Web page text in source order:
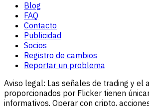
Blog
FAQ
Contacto
Publicidad
Socios
Registro de cambios
Reportar un problema
Aviso legal: Las señales de trading y el
proporcionados por Flicker tienen
informativos. Operar con cripto,